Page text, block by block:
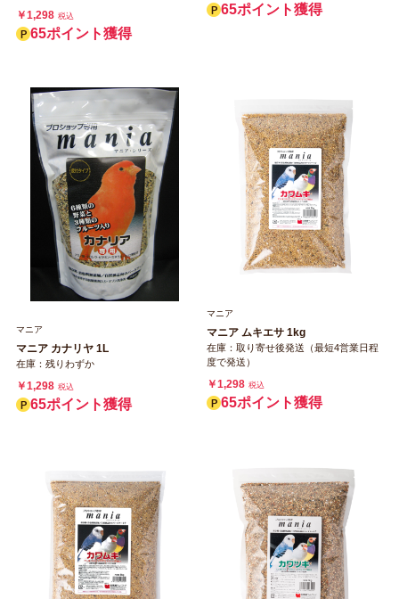
￥1,298 税込
65ポイント獲得
65ポイント獲得
マニア
マニア カナリヤ 1L
在庫：残りわずか
￥1,298 税込
65ポイント獲得
マニア
マニア ムキエサ 1kg
在庫：取り寄せ後発送（最短4営業日程
度で発送）
￥1,298 税込
65ポイント獲得